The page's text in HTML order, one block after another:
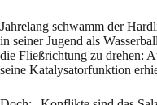
Jahrelang schwamm der
in seiner Jugend als
die Fließrichtung zu drehen:
seine Katalysatorfunktion